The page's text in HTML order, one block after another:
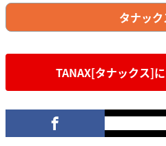
タナッ
TANAX[タナックス]